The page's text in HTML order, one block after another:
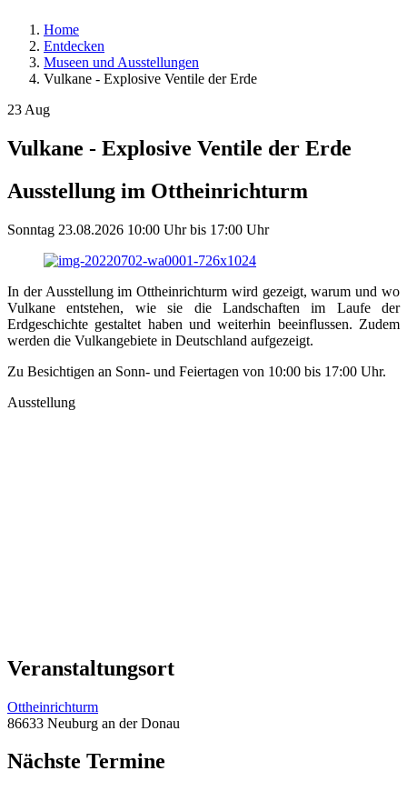
Home
Entdecken
Museen und Ausstellungen
Vulkane - Explosive Ventile der Erde
23 Aug
Vulkane - Explosive Ventile der Erde
Ausstellung im Ottheinrichturm
Sonntag 23.08.2026 10:00 Uhrbis 17:00 Uhr
In der Ausstellung im Ottheinrichturm wird gezeigt, warum und wo
Vulkane entstehen, wie sie die Landschaften im Laufe der
Erdgeschichte gestaltet haben und weiterhin beeinflussen. Zudem
werden die Vulkangebiete in Deutschland aufgezeigt.
Zu Besichtigen an Sonn- und Feiertagen von 10:00 bis 17:00 Uhr.
Ausstellung
Veranstaltungsort
Ottheinrichturm
86633 Neuburg an der Donau
Nächste Termine